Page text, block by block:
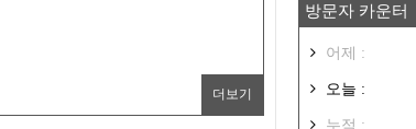
더보기
방문자 카운터
어제 :
오늘 :
누적 :